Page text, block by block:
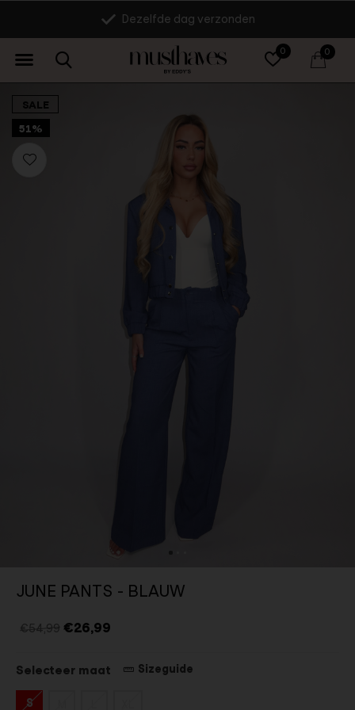
0 0
Dezelfde dag verzonden
SALE
51%
JUNE PANTS - BLAUW
€54,99 €26,99
Selecteer maat Sizeguide
S